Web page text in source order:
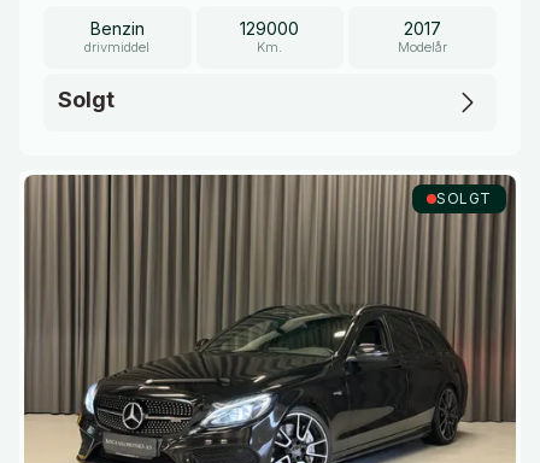
Benzin
drivmiddel
129000
Km.
2017
Modelår
Solgt
SOLGT